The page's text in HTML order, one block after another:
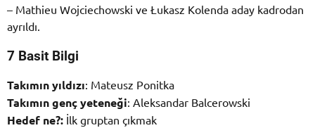
– Mathieu Wojciechowski ve Łukasz Kolenda aday kadrodan
ayrıldı.
7 Basit Bilgi
Takımın yıldızı: Mateusz Ponitka
Takımın genç yeteneği: Aleksandar Balcerowski
Hedef ne?: İlk gruptan çıkmak